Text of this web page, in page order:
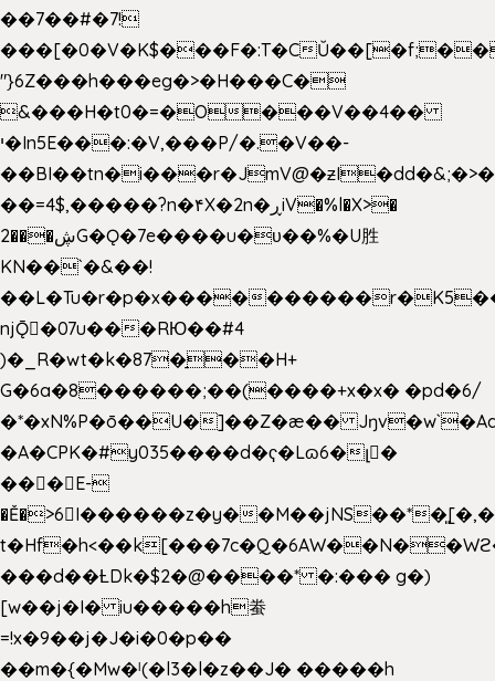
��7��#�7!
���[�0�V�K$���F�:T�C
"}6Z���h���eg�>�H���C�
&���H�t0�=�O���V��4��
י�In5E���:�V,���P/�.�V��-
��=4$,�����?n�۴X�2n�ڕiV�%l�X>�
2���ڜG�Ǫ�7e����u�υ��%�U胜
KN��`�&��!
��L�Tu�r�p�x����
njǬ�07u���RЮ��#4
)�_R�wt�k�87�̠��H+
G�6a�8������;��(����+x�x� �pd�6/
�*�xN%P�ō��U�]��Z�æ��
�A�CPK�#y035����d�ҁ�Lɷ6�լ�
���E-
�Ě�>6򁊔I������z�y�
���d��ȽDk�$2�@����* �:��� g�)
[w��j�I� iu�����h䖭
=!x�9��j�J�i�0�p��
��m�{�Mw�ˡ(�l3�l�z��J� �����h